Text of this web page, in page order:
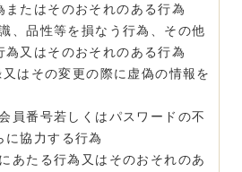
またはそのおそれのある行為
品性等を損なう行為、その他
為又はそのおそれのある行為
はその変更の際に虚偽の情報を
番号若しくはパスワードの不
に協力する行為
たる行為又はそのおそれのあ